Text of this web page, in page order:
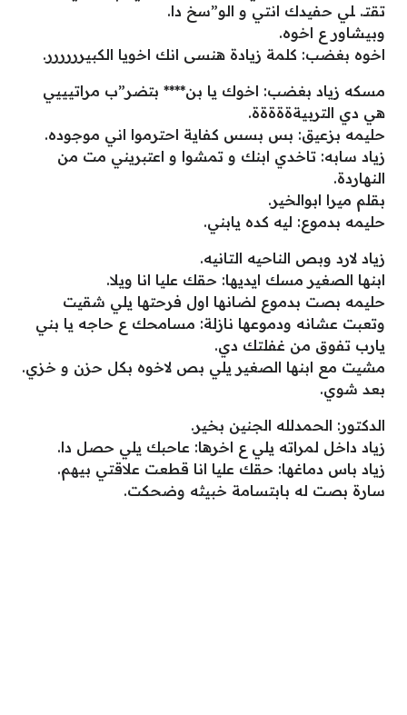
تقتـ. ـلي حفيدك انتي و الو”سخ دا.
وبيشاور ع اخوه.
اخوه بغضب: كلمة زيادة هنسى انك اخويا الكبيرررررر.
مسكه زياد بغضب: اخوك يا بن**** بتضر”ب مراتيييي
هي دي التربيةةةةةة.
حليمه بزعيق: بس بسس كفاية احترموا اني موجوده.
زياد سابه: تاخدي ابنك و تمشوا و اعتبريني مت من
النهاردة.
بقلم ميرا ابوالخير.
حليمه بدموع: ليه كده يابني.
زياد لارد وبص الناحيه التانيه.
ابنها الصغير مسك ايديها: حقك عليا انا ويلا.
حليمه بصت بدموع لضانها اول فرحتها يلي شقيت
وتعبت عشانه ودموعها نازلة: مسامحك ع حاجه يا بني
يارب تفوق من غفلتك دي.
مشيت مع ابنها الصغير يلي بص لاخوه بكل حزن و خزي.
بعد شوي.
الدكتور: الحمدلله الجنين بخير.
زياد داخل لمراته يلي ع اخرها: عاحبك يلي حصل دا.
زياد باس دماغها: حقك عليا انا قطعت علاقتي بيهم.
سارة بصت له بابتسامة خبيثه وضحكت.